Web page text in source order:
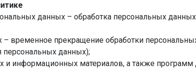
данных – обработка персональных
временное прекращение обработки
персональных данных);
и информационных материалов, а также